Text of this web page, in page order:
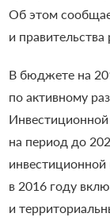
Об этом
и правительства
В бюджете на
по активному
на период до
в 2016 году
и